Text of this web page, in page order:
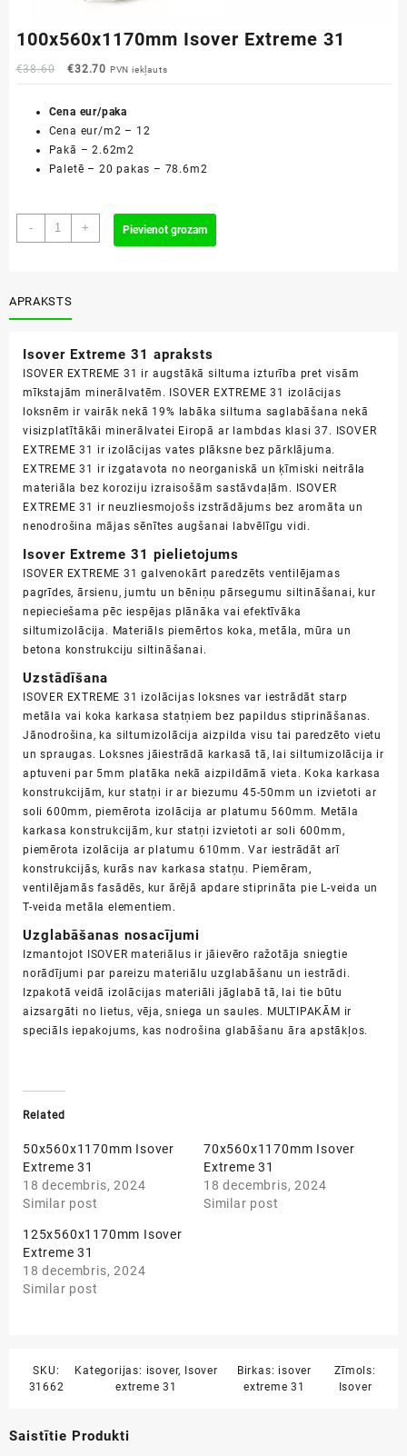
100x560x1170mm Isover Extreme 31
€38.60
Original
was:
€38.60.
€32.70Current
is:
€32.70.
PVN iekļauts
Cena eur/paka
Cena eur/m2 – 12
Pakā – 2.62m2
Paletē – 20 pakas – 78.6m2
-
100x560x1170mm
Isover
daudzums
+ Pievienot grozam
APRAKSTS
Isover Extreme 31 apraksts
ISOVER EXTREME 31 ir augstākā siltuma izturība pret visām
mīkstajām minerālvatēm. ISOVER EXTREME 31 izolācijas
loksnēm ir vairāk nekā 19% labāka siltuma saglabāšana nekā
visizplatītākāi minerālvatei Eiropā ar lambdas klasi 37. ISOVER
EXTREME 31 ir izolācijas vates plāksne bez pārklājuma.
EXTREME 31 ir izgatavota no neorganiskā un ķīmiski neitrāla
materiāla bez koroziju izraisošām sastāvdaļām. ISOVER
EXTREME 31 ir neuzliesmojošs izstrādājums bez aromāta un
nenodrošina mājas sēnītes augšanai labvēlīgu vidi.
Isover Extreme 31 pielietojums
ISOVER EXTREME 31 galvenokārt paredzēts ventilējamas
pagrīdes, ārsienu, jumtu un bēniņu pārsegumu siltināšanai, kur
nepieciešama pēc iespējas plānāka vai efektīvāka
siltumizolācija. Materiāls piemērtos koka, metāla, mūra un
betona konstrukciju siltināšanai.
Uzstādīšana
ISOVER EXTREME 31 izolācijas loksnes var iestrādāt starp
metāla vai koka karkasa statņiem bez papildus stiprināšanas.
Jānodrošina, ka siltumizolācija aizpilda visu tai paredzēto vietu
un spraugas. Loksnes jāiestrādā karkasā tā, lai siltumizolācija ir
aptuveni par 5mm platāka nekā aizpildāmā vieta. Koka karkasa
konstrukcijām, kur statņi ir ar biezumu 45-50mm un izvietoti ar
soli 600mm, piemērota izolācija ar platumu 560mm. Metāla
karkasa konstrukcijām, kur statņi izvietoti ar soli 600mm,
piemērota izolācija ar platumu 610mm. Var iestrādāt arī
konstrukcijās, kurās nav karkasa statņu. Piemēram,
ventilējamās fasādēs, kur ārējā apdare stiprināta pie L-veida un
T-veida metāla elementiem.
Uzglabāšanas nosacījumi
Izmantojot ISOVER materiālus ir jāievēro ražotāja sniegtie
norādījumi par pareizu materiālu uzglabāšanu un iestrādi.
Izpakotā veidā izolācijas materiāli jāglabā tā, lai tie būtu
aizsargāti no lietus, vēja, sniega un saules. MULTIPAKĀM ir
speciāls iepakojums, kasnodrošina glabāšanu āraapstākļos.
Related
50x560x1170mm Isover
Extreme 31
18 decembris, 2024
Similar post
70x560x1170mm Isover
Extreme 31
18 decembris, 2024
Similar post
125x560x1170mm Isover
Extreme 31
18 decembris, 2024
Similar post
SKU:
31662
Kategorijas: isover, Isover
extreme 31
Birkas: isover
extreme 31
Zīmols:
Isover
Saistītie Produkti